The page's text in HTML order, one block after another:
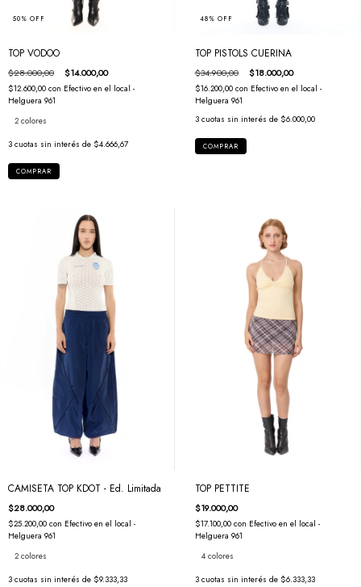
50% OFF
TOP VODOO
$28.000,00 $14.000,00
$12.600,00 con Efectivo en el local -
Helguera 961
2 colores
3 cuotas sin interés de $4.666,67
COMPRAR
48% OFF
TOP PISTOLS CUERINA
$34.900,00 $18.000,00
$16.200,00 con Efectivo en el local -
Helguera 961
3 cuotas sin interés de $6.000,00
COMPRAR
CAMISETA TOP KDOT - Ed. Limitada
$28.000,00
$25.200,00 con Efectivo en el local -
Helguera 961
2 colores
3 cuotas sin interés de $9.333,33
TOP PETTITE
$19.000,00
$17.100,00 con Efectivo en el local -
Helguera 961
4 colores
3 cuotas sin interés de $6.333,33